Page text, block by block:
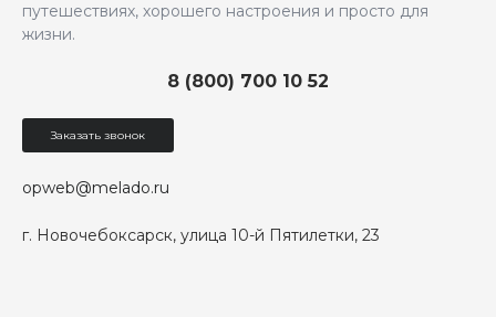
путешествиях, хорошего настроения и просто для
жизни.
г. Новочебоксарск, улица 10-й Пятилетки, 23
8 (800) 700 10 52
opweb@melado.ru
Заказать звонок